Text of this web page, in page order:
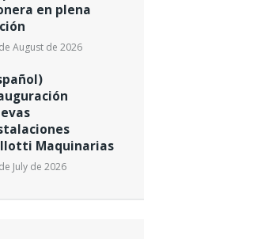
en plena
August de 2026
Maquinarias
July de 2026